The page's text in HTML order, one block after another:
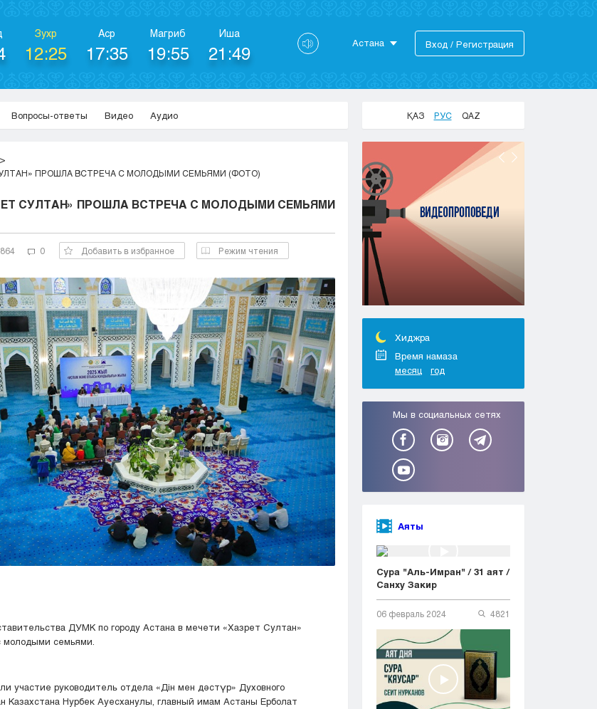
Зухр
12:25
Аср
17:35
Магриб
19:55
Иша
21:49 Астана
Актобе
Жезказган
Караганда
Кокшетау
Костанай
Кызылорда
Павлодар
Петропавловск
Талдыкорган
Тараз
Туркестан
Усть-Каменогорск
Шымкент
Вход / Регистрация
Вопросы-ответы Видео Аудио ҚАЗ РУС QAZ
ПРОШЛА ВСТРЕЧА С МОЛОДЫМИ СЕМЬЯМИ (ФОТО)
СУЛТАН» ПРОШЛА ВСТРЕЧА С МОЛОДЫМИ СЕМЬЯМИ
0 Добавить в избранное Режим чтения
ДУМК по городу Астана в мечети «Хазрет Султан»
молодыми семьями.
участие руководитель отдела «Дін мен дәстүр» Духовного
Казахстана Нурбек Ауесханулы, главный имам Астаны Ерболат
Хиджра
Время намаза
месяц
год
Мы в социальных сетях
Аяты
Сура "Аль-Имран" / 31 аят /
Санху Закир
06 февраль 2024 4821